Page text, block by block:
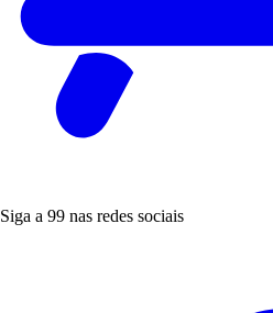
Siga a 99 nas redes sociais